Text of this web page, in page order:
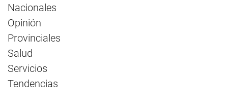
Nacionales
Opinión
Provinciales
Salud
Servicios
Tendencias